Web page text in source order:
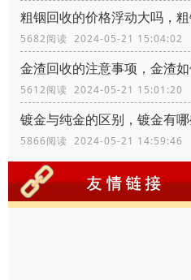
5682阅读 2024-05-21 15:04:02
金渣回收的注意事项，金渣如
5612阅读 2024-05-21 15:01:20
镀金与纯金的区别，镀金有哪
5866阅读 2024-05-21 14:59:46